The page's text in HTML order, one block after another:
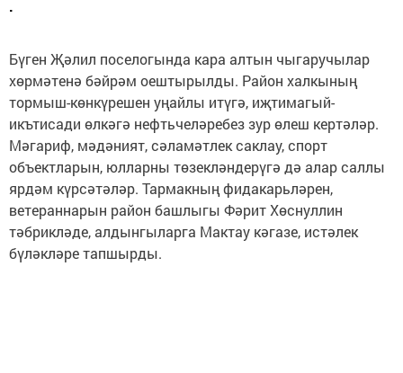
.
Бүген Җәлил поселогында кара алтын чыгаручылар
хөрмәтенә бәйрәм оештырылды. Район халкының
тормыш-көнкүрешен уңайлы итүгә, иҗтимагый-
икътисади өлкәгә нефтьчеләребез зур өлеш кертәләр.
Мәгариф, мәдәният, сәламәтлек саклау, спорт
объектларын, юлларны төзекләндерүгә дә алар саллы
ярдәм күрсәтәләр. Тармакның фидакарьләрен,
ветераннарын район башлыгы Фәрит Хөснуллин
тәбрикләде, алдынгыларга Мактау кәгазе, истәлек
бүләкләре тапшырды.